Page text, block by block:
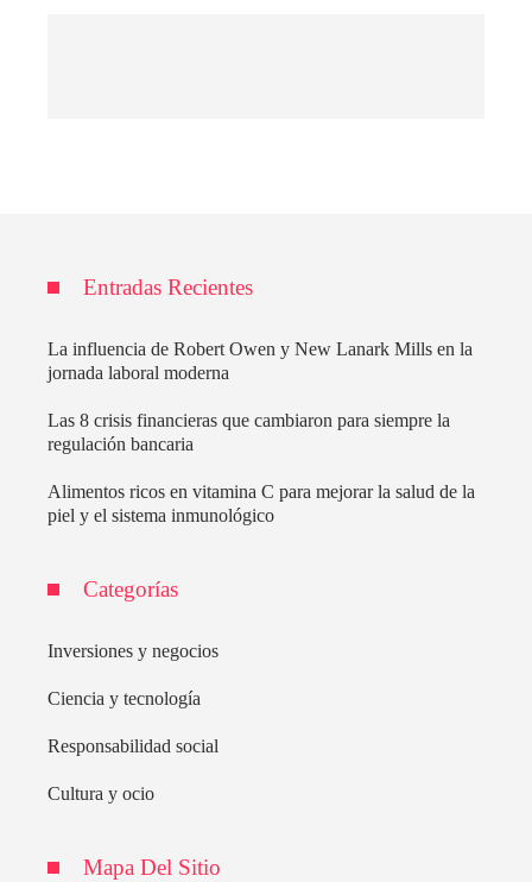
Entradas Recientes
La influencia de Robert Owen y New Lanark Mills en la
jornada laboral moderna
Las 8 crisis financieras que cambiaron para siempre la
regulación bancaria
Alimentos ricos en vitamina C para mejorar la salud de la
piel y el sistema inmunológico
Categorías
Inversiones y negocios
Ciencia y tecnología
Responsabilidad social
Cultura y ocio
Mapa Del Sitio